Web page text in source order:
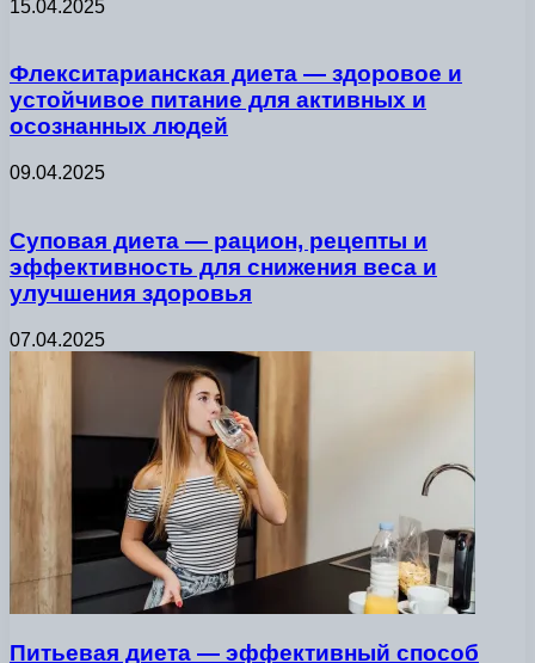
15.04.2025
Флекситарианская диета — здоровое и
устойчивое питание для активных и
осознанных людей
09.04.2025
Суповая диета — рацион, рецепты и
эффективность для снижения веса и
улучшения здоровья
07.04.2025
Питьевая диета — эффективный способ